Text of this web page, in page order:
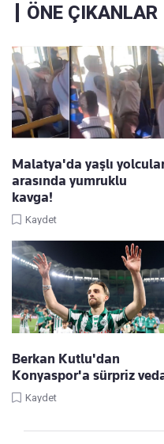
ÖNE ÇIKANLAR
Malatya'da yaşlı
arasında yumruklu
kavga!
Kaydet
Berkan Kutlu'dan
Konyaspor'a sürpriz
Kaydet